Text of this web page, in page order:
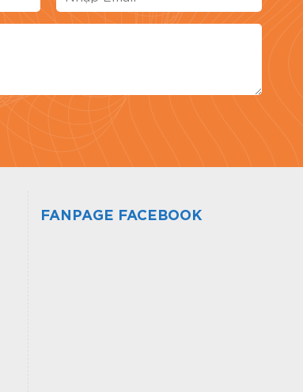
FANPAGE FACEBOOK